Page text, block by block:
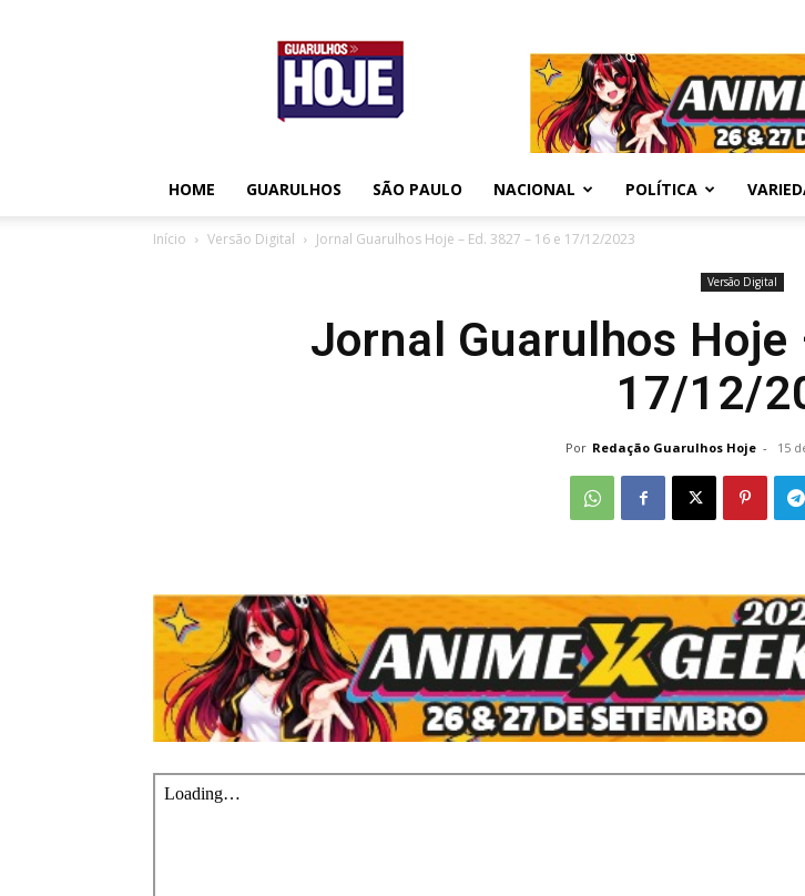
Guarulhos
Hoje
HOME GUARULHOS SÃO PAULO NACIONAL POLÍTICA
Início Versão Digital Jornal Guarulhos Hoje – Ed. 3827 – 16 e 17/12/2023
Versão Digital
Jornal Guarulhos
17/12/
Por Redação Guarulhos Hoje - 15